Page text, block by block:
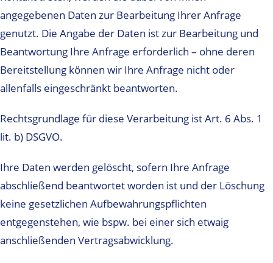
angegebenen Daten zur Bearbeitung Ihrer Anfrage
genutzt. Die Angabe der Daten ist zur Bearbeitung und
Beantwortung Ihre Anfrage erforderlich – ohne deren
Bereitstellung können wir Ihre Anfrage nicht oder
allenfalls eingeschränkt beantworten.
Rechtsgrundlage für diese Verarbeitung ist Art. 6 Abs. 1
lit. b) DSGVO.
Ihre Daten werden gelöscht, sofern Ihre Anfrage
abschließend beantwortet worden ist und der Löschung
keine gesetzlichen Aufbewahrungspflichten
entgegenstehen, wie bspw. bei einer sich etwaig
anschließenden Vertragsabwicklung.